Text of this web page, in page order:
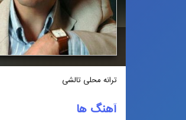
ترانه محلی تالشی
آهنگ ها